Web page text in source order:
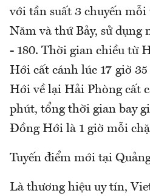
với tần suất 3 chuyến mỗi
Năm và thứ Bảy, sử dụng
- 180. Thời gian chiều từ
Hới cất cánh lúc 17 giờ
Hới về lại Hải Phòng cất
phút, tổng thời gian bay
Đồng Hới là 1 giờ mỗi
Tuyến điểm mới tại
Là thương hiệu uy tín,